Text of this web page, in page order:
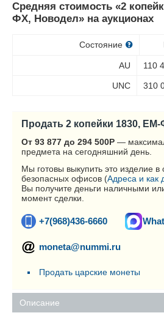
Средняя стоимость «2
ФХ, Новодел» на аукционах
Состояние
AU 110
UNC 310
Продать 2 копейки 1830,
От 93 877 до 294 500Р —
предмета на сегодняшний день.
Мы готовы выкупить это изделие
безопасных офисов (Адреса и как
Вы получите деньги наличными
момент сделки.
+7(968)436-6660
moneta@nummi.ru
Продать царские монеты
Описание